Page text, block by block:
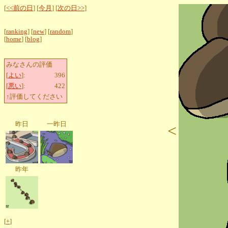
[<<前の日 ] [今月 ] [次の日>>]
[ranking] [new] [random]
[home] [blog]
みなさんの評価
[よい]:
396
[悪い]:
422
↑評価してください
昨日 一昨日
昨年
[+]
<